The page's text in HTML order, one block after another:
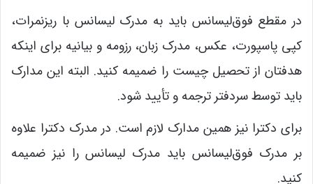
در مقطع فوق‌لیسانس باید به مدرک لیسانس با ریزنمرات،
کپی پاسپورت، عکس، مدرک زبان، رزومه و بیانیه برای اینکه
هدفتان از تحصیل چیست را ضمیمه کنید. البته این مدارک
باید توسط سردفتر ترجمه و تأیید شود.
برای دکترا نیز همین مدارک لازم است. در مدرک دکترا علاوه
بر مدرک فوق‌لیسانس باید مدرک لیسانس را نیز ضمیمه
کنید.